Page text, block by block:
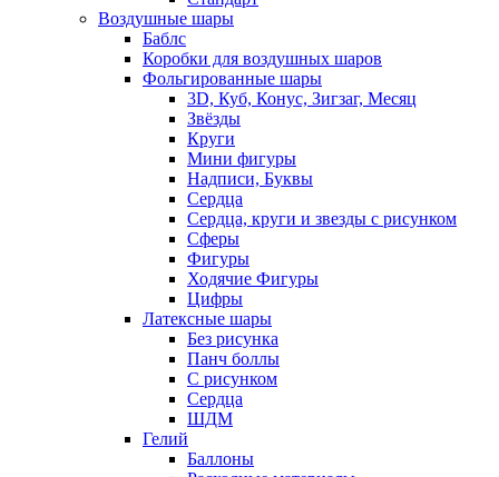
Воздушные шары
Баблс
Коробки для воздушных шаров
Фольгированные шары
3D, Куб, Конус, Зигзаг, Месяц
Звёзды
Круги
Мини фигуры
Надписи, Буквы
Сердца
Сердца, круги и звезды с рисунком
Сферы
Фигуры
Ходячие Фигуры
Цифры
Латексные шары
Без рисунка
Панч боллы
С рисунком
Сердца
ШДМ
Гелий
Баллоны